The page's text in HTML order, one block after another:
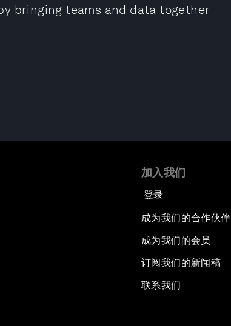
bringing teams and data together
加入我们
登录
成为我们的合作伙伴
成为我们的会员
订阅我们的新闻稿
联系我们